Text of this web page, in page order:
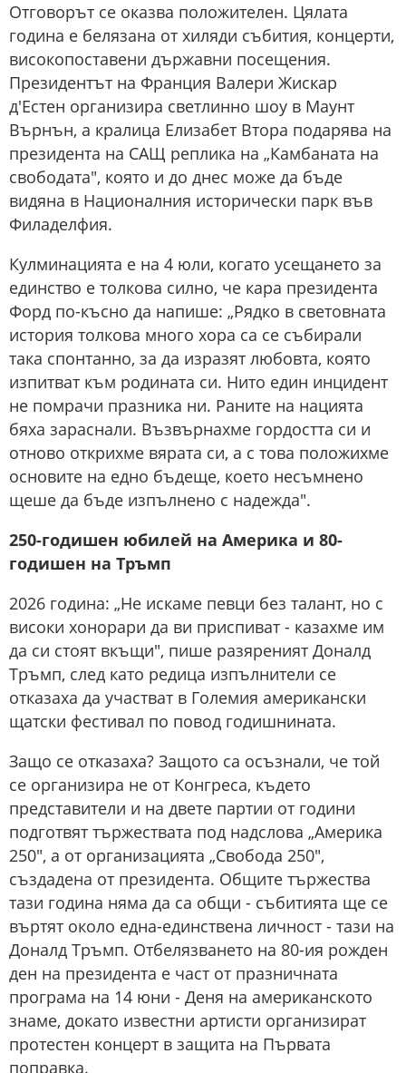
Отговорът се оказва положителен. Цялата
година е белязана от хиляди събития, концерти,
високопоставени държавни посещения.
Президентът на Франция Валери Жискар
д'Естен организира светлинно шоу в Маунт
Върнън, а кралица Елизабет Втора подарява на
президента на САЩ реплика на „Камбаната на
свободата", която и до днес може да бъде
видяна в Националния исторически парк във
Филаделфия.
Кулминацията е на 4 юли, когато усещането за
единство е толкова силно, че кара президента
Форд по-късно да напише: „Рядко в световната
история толкова много хора са се събирали
така спонтанно, за да изразят любовта, която
изпитват към родината си. Нито един инцидент
не помрачи празника ни. Раните на нацията
бяха зараснали. Възвърнахме гордостта си и
отново открихме вярата си, а с това положихме
основите на едно бъдеще, което несъмнено
щеше да бъде изпълнено с надежда".
250-годишен юбилей на Америка и 80-
годишен на Тръмп
2026 година: „Не искаме певци без талант, но с
високи хонорари да ви приспиват - казахме им
да си стоят вкъщи", пише разяреният Доналд
Тръмп, след като редица изпълнители се
отказаха да участват в Големия американски
щатски фестивал по повод годишнината.
Защо се отказаха? Защото са осъзнали, че той
се организира не от Конгреса, където
представители и на двете партии от години
подготвят тържествата под надслова „Америка
250", а от организацията „Свобода 250",
създадена от президента. Общите тържества
тази година няма да са общи - събитията ще се
въртят около една-единствена личност - тази на
Доналд Тръмп. Отбелязването на 80-ия рожден
ден на президента е част от празничната
програма на 14 юни - Деня на американското
знаме, докато известни артисти организират
протестен концерт в защита на Първата
поправка.